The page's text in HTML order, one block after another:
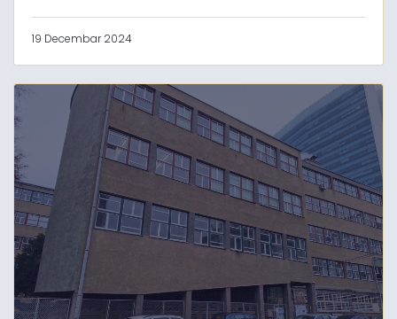
19 Decembar 2024